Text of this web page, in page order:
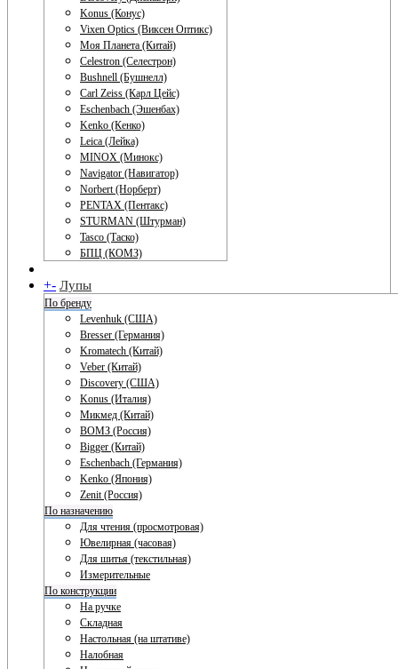
Konus (Конус)
Vixen Optics (Виксен Оптикс)
Моя Планета (Китай)
Celestron (Селестрон)
Bushnell (Бушнелл)
Carl Zeiss (Карл Цейс)
Eschenbach (Эшенбах)
Kenko (Кенко)
Leica (Лейка)
MINOX (Минокс)
Navigator (Навигатор)
Norbert (Норберт)
PENTAX (Пентакс)
STURMAN (Штурман)
Tasco (Таско)
БПЦ (КОМЗ)
+- Лупы
По бренду
Levenhuk (США)
Bresser (Германия)
Kromatech (Китай)
Veber (Китай)
Discovery (США)
Konus (Италия)
Микмед (Китай)
ВОМЗ (Россия)
Bigger (Китай)
Eschenbach (Германия)
Kenko (Япония)
Zenit (Россия)
По назначению
Для чтения (просмотровая)
Ювелирная (часовая)
Для шитья (текстильная)
Измерительные
По конструкции
На ручке
Складная
Настольная (на штативе)
Налобная